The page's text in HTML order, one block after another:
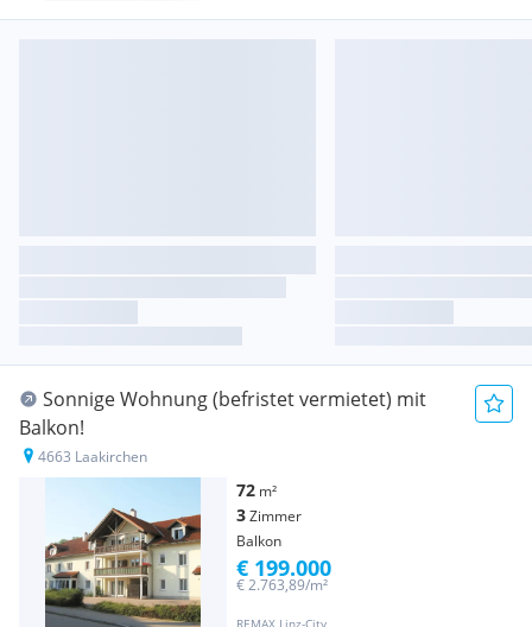
Sonnige Wohnung (befristet vermietet) mit
Balkon!
4663 Laakirchen
72 m²
3Zimmer
Balkon
€ 2.763,89/m²
€ 199.000